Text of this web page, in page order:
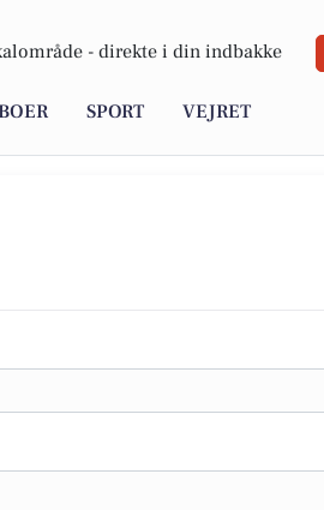
- direkte i din indbakke
SPORT VEJRET